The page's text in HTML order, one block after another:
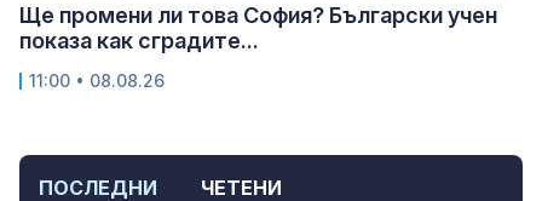
ПОСЛЕДНИ ЧЕТЕНИ
Ще промени ли това София? Български учен
показа как сградите...
11:00 • 08.08.26